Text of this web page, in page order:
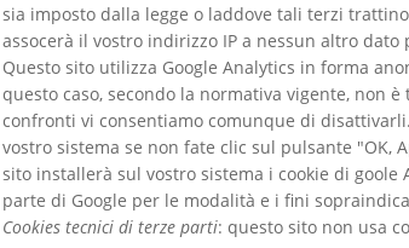
sia imposto dalla legge o laddove tali terzi
assocerà il vostro indirizzo IP a nessun altro dato
Questo sito utilizza Google Analytics in forma
questo caso, secondo la normativa vigente, non
confronti vi consentiamo comunque di
vostro sistema se non fate clic sul pulsante "OK,
sito installerà sul vostro sistema i cookie di
parte di Google per le modalità e i fini
Cookies tecnici di terze parti: questo sito non usa